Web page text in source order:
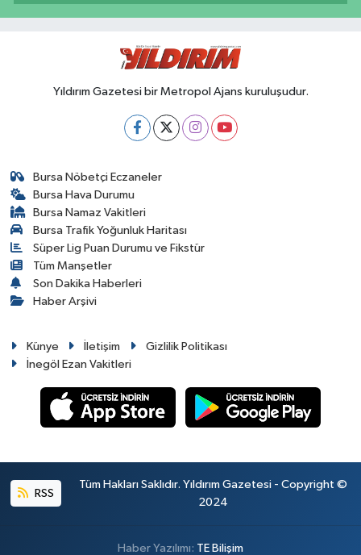
Yıldırım Gazetesi bir Metropol Ajans kuruluşudur.
Bursa Nöbetçi Eczaneler
Bursa Hava Durumu
Bursa Namaz Vakitleri
Bursa Trafik Yoğunluk Haritası
Süper Lig Puan Durumu ve Fikstür
Tüm Manşetler
Son Dakika Haberleri
Haber Arşivi
Künye İletişim
Gizlilik Politikası
İnegöl Ezan Vakitleri
RSS
Tüm Hakları Saklıdır. Yıldırım Gazetesi - Copyright ©
2024
Haber Yazılımı: TE Bilişim